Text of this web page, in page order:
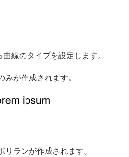
線のタイプを設定します。
が作成されます。
ランが作成されます。